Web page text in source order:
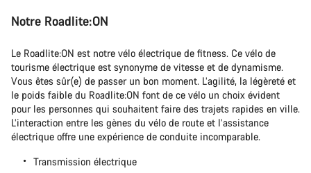
Notre Roadlite:ON
Le Roadlite:ON est notre vélo électrique de fitness. Ce vélo de
tourisme électrique est synonyme de vitesse et de dynamisme.
Vous êtes sûr(e) de passer un bon moment. L’agilité, la légèreté et
le poids faible du Roadlite:ON font de ce vélo un choix évident
pour les personnes qui souhaitent faire des trajets rapides en ville.
L’interaction entre les gènes du vélo de route et l’assistance
électrique offre une expérience de conduite incomparable.
Transmission électrique